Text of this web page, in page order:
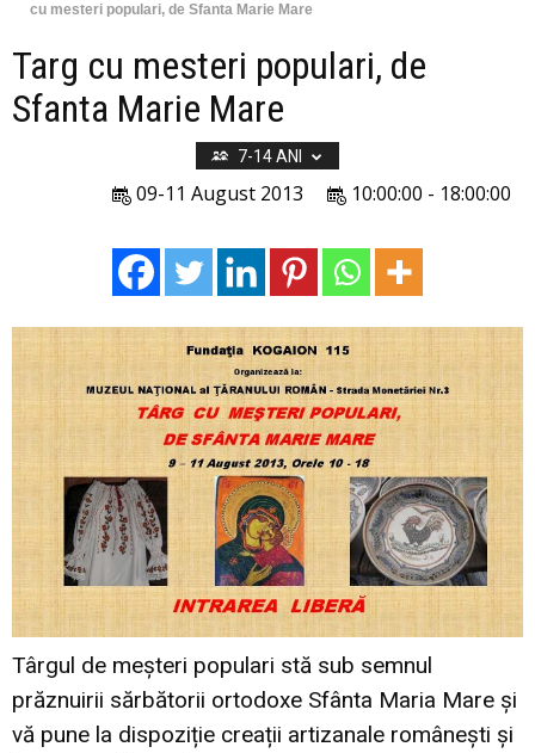
cu mesteri populari, de Sfanta Marie Mare
Targ cu mesteri populari, de
Sfanta Marie Mare
7-14 ANI
10:00:00 - 18:00:00
09-11 August 2013
Târgul de meșteri populari stă sub semnul
prăznuirii sărbătorii ortodoxe Sfânta Maria Mare și
vă pune la dispoziție creații artizanale românești și